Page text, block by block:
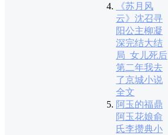
《苏月风
云》沈召寻
阳公主柳凝
深完结大结
局_女儿死后
第二年我去
了京城小说
全文
阿玉的福鼎
阿玉花娘俞
氏李攒典小